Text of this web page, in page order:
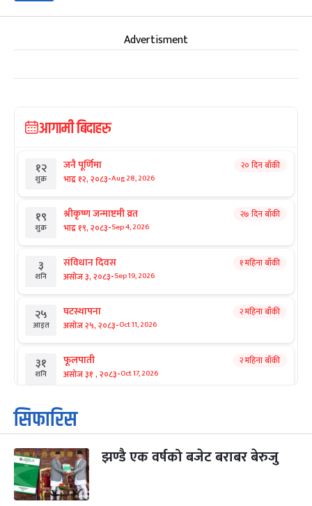
Advertisment
आगामी बिदाहरु
१२
शुक्र
जनै पूर्णिमा
भाद्र १२, २०८३-Aug 28, 2026
२० दिन बाँकी
१९
शुक्र
श्रीकृष्ण जन्माष्टमी व्रत
भाद्र १९, २०८३-Sep 4, 2026
२७ दिन बाँकी
३
शनि
संविधान दिवस
असोज ३, २०८३-Sep 19, 2026
१ महिना बाँकी
२५
आइत
घटस्थापना
असोज २५, २०८३-Oct 11, 2026
२ महिना बाँकी
३१
शनि
फूलपाती
असोज ३१ , २०८३-Oct 17, 2026
२ महिना बाँकी
१
आइत
कार्तिक सङ्क्रान्ति
कार्तिक १, २०८३
३
मंगल
महानवमी
कार्तिक ३, २०८३
२ महिना बाँकी
सिफारिस
झण्डै एक वर्षको बजेट बराबर बेरुजु